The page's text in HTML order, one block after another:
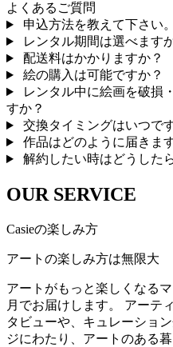
よくあるご質問
申込方法を教えて下さい。
レンタル期間は選べます
配送料はかかりますか？
絵の購入は可能ですか？
レンタル中に絵画を破損
すか？
交換タイミングはいつで
作品はどのように届きま
解約したい時はどうした
OUR SERVICE
Casieの楽しみ方
アートの楽しみ方は無限大
アートがもっと楽しくなる
月でお届けします。 アーテ
タビューや、キュレーショ
ジにわたり、アートのある